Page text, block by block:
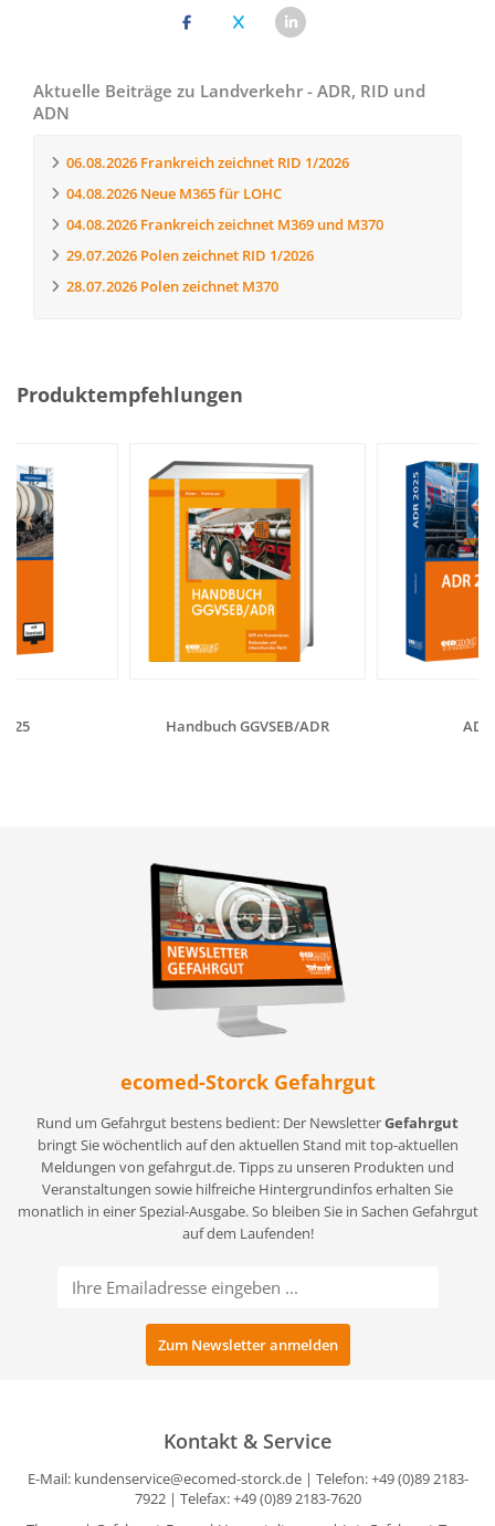
Aktuelle Beiträge zu Landverkehr - ADR, RID und
ADN
06.08.2026 Frankreich zeichnet RID 1/2026
04.08.2026 Neue M365 für LOHC
04.08.2026 Frankreich zeichnet M369 und M370
29.07.2026 Polen zeichnet RID 1/2026
28.07.2026 Polen zeichnet M370
Produktempfehlungen
Handbuch GGVSEB/ADR
ecomed-Storck Gefahrgut
Rund um Gefahrgut bestens bedient: Der NewsletterGefahrgut
bringt Sie wöchentlich auf den aktuellen Stand mit top-aktuellen
Meldungen von gefahrgut.de. Tipps zu unseren Produkten und
Veranstaltungen sowie hilfreiche Hintergrundinfos erhalten Sie
monatlich in einer Spezial-Ausgabe. So bleiben Sie in Sachen Gefahrgut
auf dem Laufenden!
Kontakt & Service
E-Mail: kundenservice@ecomed-storck.de| Telefon: +49 (0)89 2183-
7922 | Telefax: +49 (0)89 2183-7620